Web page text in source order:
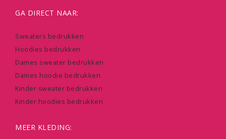
GA DIRECT NAAR:
Sweaters bedrukken
Hoodies bedrukken
Dames sweater bedrukken
Dames hoodie bedrukken
Kinder sweater bedrukken
Kinder hoodies bedrukken
MEER KLEDING: